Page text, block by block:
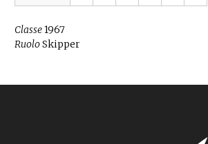
Classe1967
RuoloSkipper